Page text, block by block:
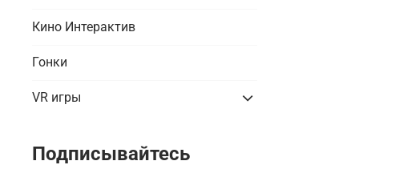
Кино Интерактив
Гонки
VR игры
Подписывайтесь